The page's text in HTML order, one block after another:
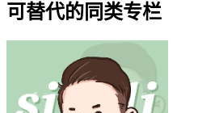
可替代的同类专栏